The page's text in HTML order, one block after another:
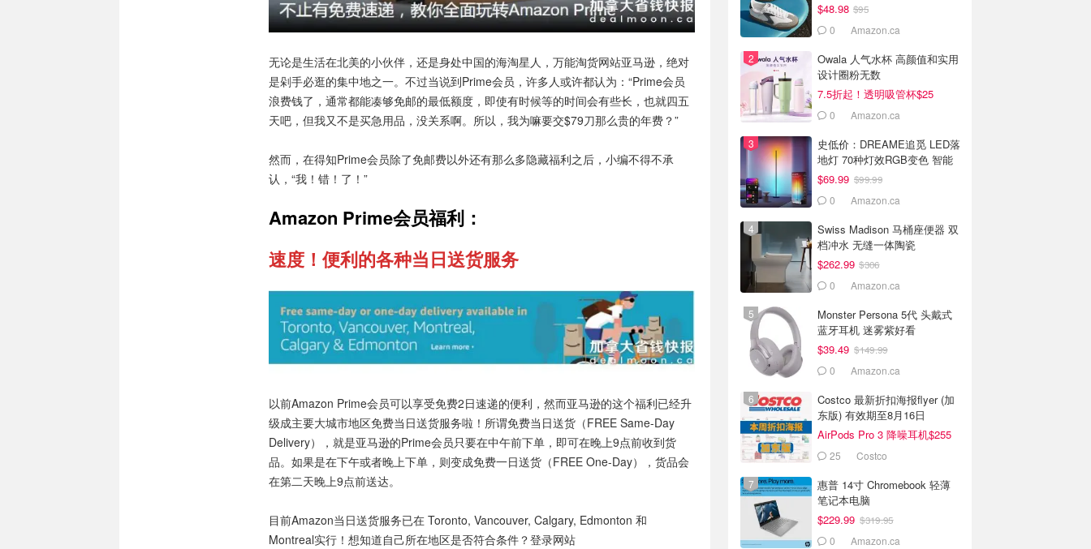
无论是生活在北美的小伙伴，还是身处中国的海淘星人，万能淘货网站亚马逊，绝对
是剁手必逛的集中地之一。不过当说到Prime会员，许多人或许都认为：“Prime会员
浪费钱了，通常都能凑够免邮的最低额度，即使有时候等的时间会有些长，也就四五
天吧，但我又不是买急用品，没关系啊。所以，我为嘛要交$79刀那么贵的年费？”
然而，在得知Prime会员除了免邮费以外还有那么多隐藏福利之后，小编不得不承
认，“我！错！了！”
Amazon Prime会员福利：
速度！便利的各种当日送货服务
以前Amazon Prime会员可以享受免费2日速递的便利，然而亚马逊的这个福利已经升
级成主要大城市地区免费当日送货服务啦！所谓免费当日送货（FREE Same-Day
Delivery），就是亚马逊的Prime会员只要在中午前下单，即可在晚上9点前收到货
品。如果是在下午或者晚上下单，则变成免费一日送货（FREE One-Day），货品会
在第二天晚上9点前送达。
目前Amazon当日送货服务已在 Toronto, Vancouver, Calgary, Edmonton 和
Montreal实行！想知道自己所在地区是否符合条件？登录网站
$48.98 $95
0 Amazon.ca
Owala 人气水杯 高颜值和实用
设计圈粉无数
7.5折起！透明吸管杯$25
0 Amazon.ca
史低价：DREAME追觅 LED落
地灯 70种灯效RGB变色 智能
联动
$69.99 $99.99
0 Amazon.ca
Swiss Madison 马桶座便器 双
档冲水 无缝一体陶瓷
$262.99 $306
0 Amazon.ca
Monster Persona 5代 头戴式
蓝牙耳机 迷雾紫好看
$39.49 $149.99
0 Amazon.ca
Costco 最新折扣海报flyer (加
东版) 有效期至8月16日
AirPods Pro 3 降噪耳机$255
25 Costco
惠普 14寸 Chromebook 轻薄
笔记本电脑
（N4500/4GB/64GB）
$229.99 $319.95
0 Amazon.ca